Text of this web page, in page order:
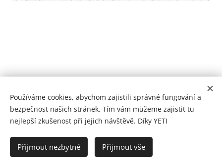
© 2022 YETI RESCUE | Články a fotografie v nich použité jsou
duševním vlastnictvím jejich autorů. Můžete si je číst, prohlížet a
uchovávat je pouze pro svou osobní potřebu. Jakékoli jiné
www.yetirescue.cz Cookies
Používáme cookies, abychom zajistili správné fungování a
bezpečnost našich stránek. Tím vám můžeme zajistit tu
nejlepší zkušenost při jejich návštěvě. Díky YETI
Přijmout nezbytné Přijmout vše